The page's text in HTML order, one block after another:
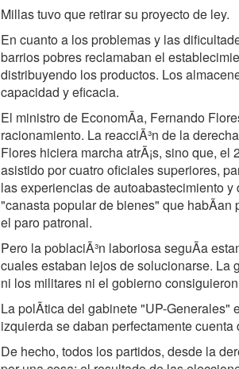
Millas tuvo que retirar su proyecto de ley.
En cuanto a los problemas y las
barrios pobres reclamaban el
distribuyendo los productos. Los
capacidad y eficacia.
El ministro de EconomÃa, Fernando
racionamiento. La reacciÃ³n de la
Flores hiciera marcha atrÃ¡s, sino que,
asistido por cuatro oficiales superiores,
las experiencias de autoabastecimiento
"canasta popular de bienes" que habÃan
el paro patronal.
Pero la poblaciÃ³n laboriosa seguÃa
cuales estaban lejos de solucionarse. La
ni los militares ni el gobierno
La polÃtica del gabinete "UP-Generales"
izquierda se daban perfectamente
De hecho, todos los partidos, desde la